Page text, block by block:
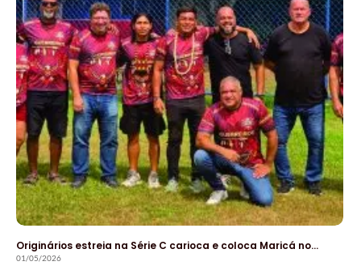
Originários estreia na Série C carioca e coloca Maricá no…
01/05/2026